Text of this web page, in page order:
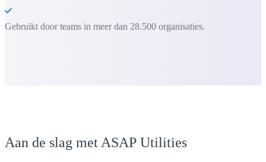
Gebruikt door teams in meer dan 28.500 organisaties.
Aan de slag met ASAP Utilities